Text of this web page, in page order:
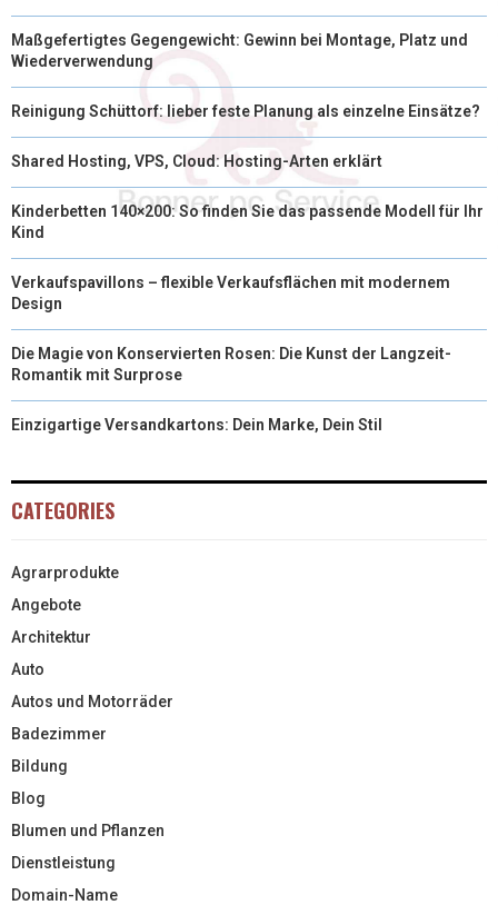
Maßgefertigtes Gegengewicht: Gewinn bei Montage, Platz und
Wiederverwendung
Reinigung Schüttorf: lieber feste Planung als einzelne Einsätze?
Shared Hosting, VPS, Cloud: Hosting-Arten erklärt
Kinderbetten 140×200: So finden Sie das passende Modell für Ihr
Kind
Verkaufspavillons – flexible Verkaufsflächen mit modernem
Design
Die Magie von Konservierten Rosen: Die Kunst der Langzeit-
Romantik mit Surprose
Einzigartige Versandkartons: Dein Marke, Dein Stil
CATEGORIES
Agrarprodukte
Angebote
Architektur
Auto
Autos und Motorräder
Badezimmer
Bildung
Blog
Blumen und Pflanzen
Dienstleistung
Domain-Name